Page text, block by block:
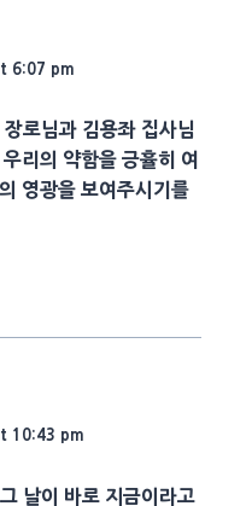
6:07 pm
로님과 김용좌 집사님
리의 약함을 긍휼히 여
영광을 보여주시기를
10:43 pm
날이 바로 지금이라고